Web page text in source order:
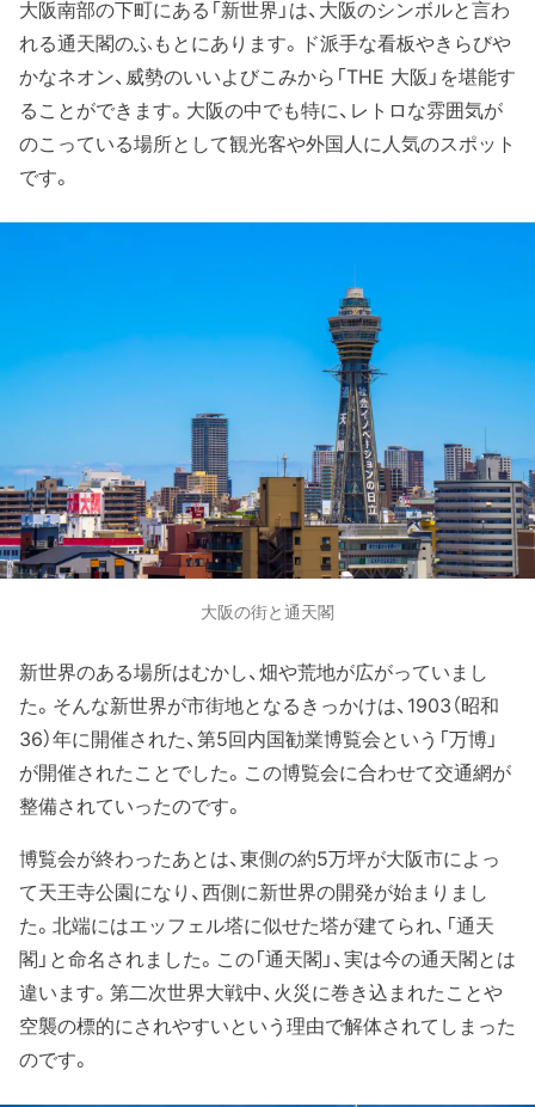
大阪南部の下町にある「新世界」は、大阪のシンボルと言わ
れる通天閣のふもとにあります。ド派手な看板やきらびや
かなネオン、威勢のいいよびこみから「THE 大阪」を堪能す
ることができます。大阪の中でも特に、レトロな雰囲気が
のこっている場所として観光客や外国人に人気のスポット
です。
大阪の街と通天閣
新世界のある場所はむかし、畑や荒地が広がっていまし
た。そんな新世界が市街地となるきっかけは、1903（昭和
36）年に開催された、第5回内国勧業博覧会という「万博」
が開催されたことでした。この博覧会に合わせて交通網が
整備されていったのです。
博覧会が終わったあとは、東側の約5万坪が大阪市によっ
て天王寺公園になり、西側に新世界の開発が始まりまし
た。北端にはエッフェル塔に似せた塔が建てられ、「通天
閣」と命名されました。この「通天閣」、実は今の通天閣とは
違います。第二次世界大戦中、火災に巻き込まれたことや
空襲の標的にされやすいという理由で解体されてしまった
のです。